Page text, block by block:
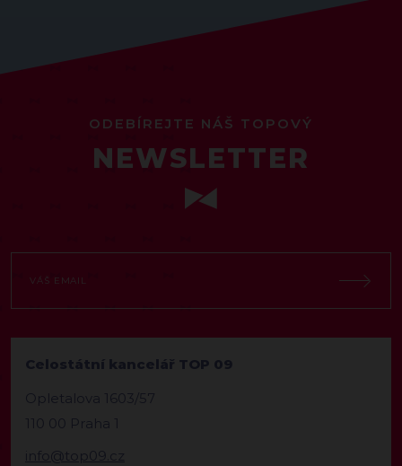
ODEBÍREJTE NÁŠ TOPOVÝ
NEWSLETTER
Celostátní kancelář TOP 09
Opletalova 1603/57
110 00 Praha 1
info@top09.cz